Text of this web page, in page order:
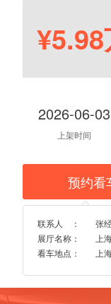
2026-06-03
上架时间
预约看

联系人 ： 张
展厅名称：
上
看车地点：
上